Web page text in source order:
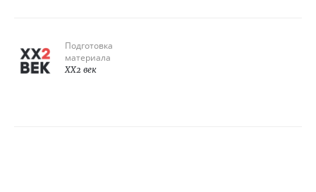
Подготовка
материала
XX2 век